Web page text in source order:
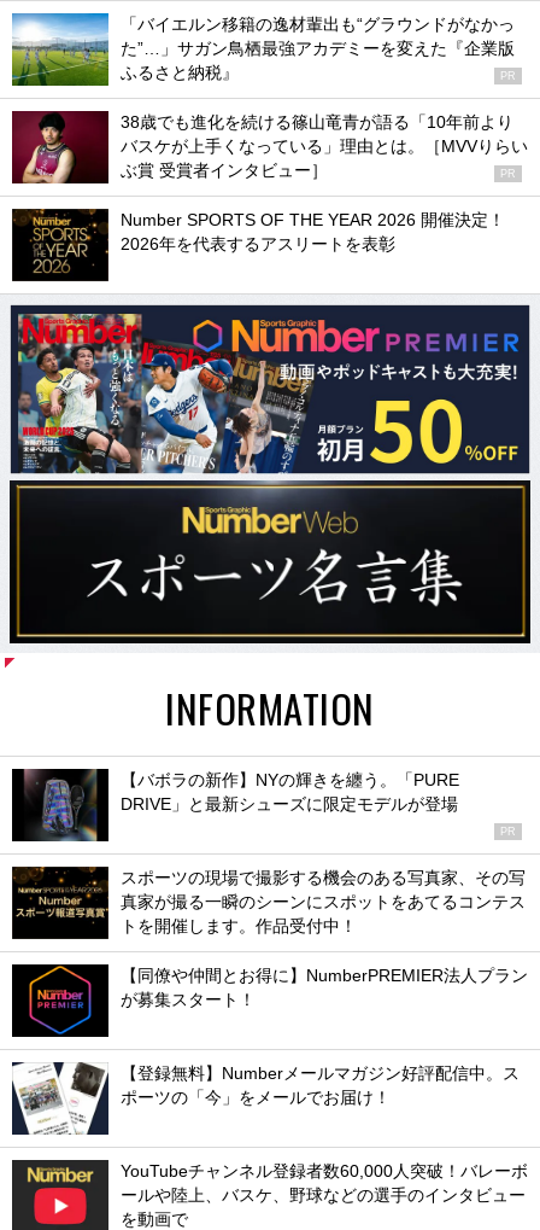
「バイエルン移籍の逸材輩出も“グラウンドがなかっ
た”…」サガン鳥栖最強アカデミーを変えた『企業版
ふるさと納税』
PR
38歳でも進化を続ける篠山竜青が語る「10年前より
バスケが上手くなっている」理由とは。［MVVりらい
ぶ賞 受賞者インタビュー］
PR
Number SPORTS OF THE YEAR 2026 開催決定！
2026年を代表するアスリートを表彰
INFORMATION
【バボラの新作】NYの輝きを纏う。「PURE
DRIVE」と最新シューズに限定モデルが登場
PR
スポーツの現場で撮影する機会のある写真家、その写
真家が撮る一瞬のシーンにスポットをあてるコンテス
トを開催します。作品受付中！
【同僚や仲間とお得に】NumberPREMIER法人プラン
が募集スタート！
【登録無料】Numberメールマガジン好評配信中。ス
ポーツの「今」をメールでお届け！
YouTubeチャンネル登録者数60,000人突破！バレーボ
ールや陸上、バスケ、野球などの選手のインタビュー
を動画で